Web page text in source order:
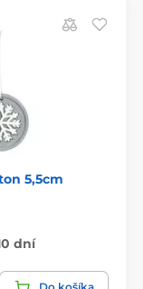
5,5cm
dní